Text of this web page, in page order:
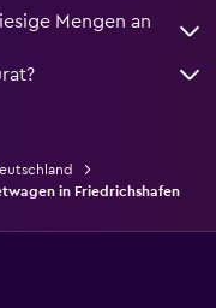
Mengen an
in Friedrichshafen